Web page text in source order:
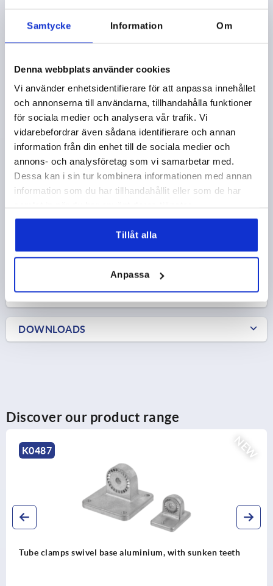
Samtycke Information Om
Denna webbplats använder cookies
Vi använder enhetsidentifierare för att anpassa innehållet
och annonserna till användarna, tillhandahålla funktioner
för sociala medier och analysera vår trafik. Vi
vidarebefordrar även sådana identifierare och annan
information från din enhet till de sociala medier och
annons- och analysföretag som vi samarbetar med.
Dessa kan i sin tur kombinera informationen med annan
information som du har tillhandahållit eller som de har
Tillåt alla
Anpassa
TUBE CLAMP 4-WAY FLAT THERMOPLASTIC, FOR RND.
TUBES, COMP:STEEL, A=30, B=30
INTERNAL DIAMETER=30
INTERNAL DIAMETER=30
C=33
D=45 K=72 L=99 P=28,5 R=77 S=M8X25
Order number:K0472.3030
kr49.16
PRODUCT DETAILS
CAD
DOWNLOADS
Discover our product range
aluminium, with sunken teeth Tube clamps swivel